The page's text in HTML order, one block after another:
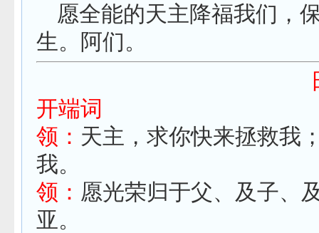
愿全能的天主降福我们，
生。阿们。
开端词
领： 天主，求你快来拯救我
我。
领： 愿光荣归于父、及子、
亚。